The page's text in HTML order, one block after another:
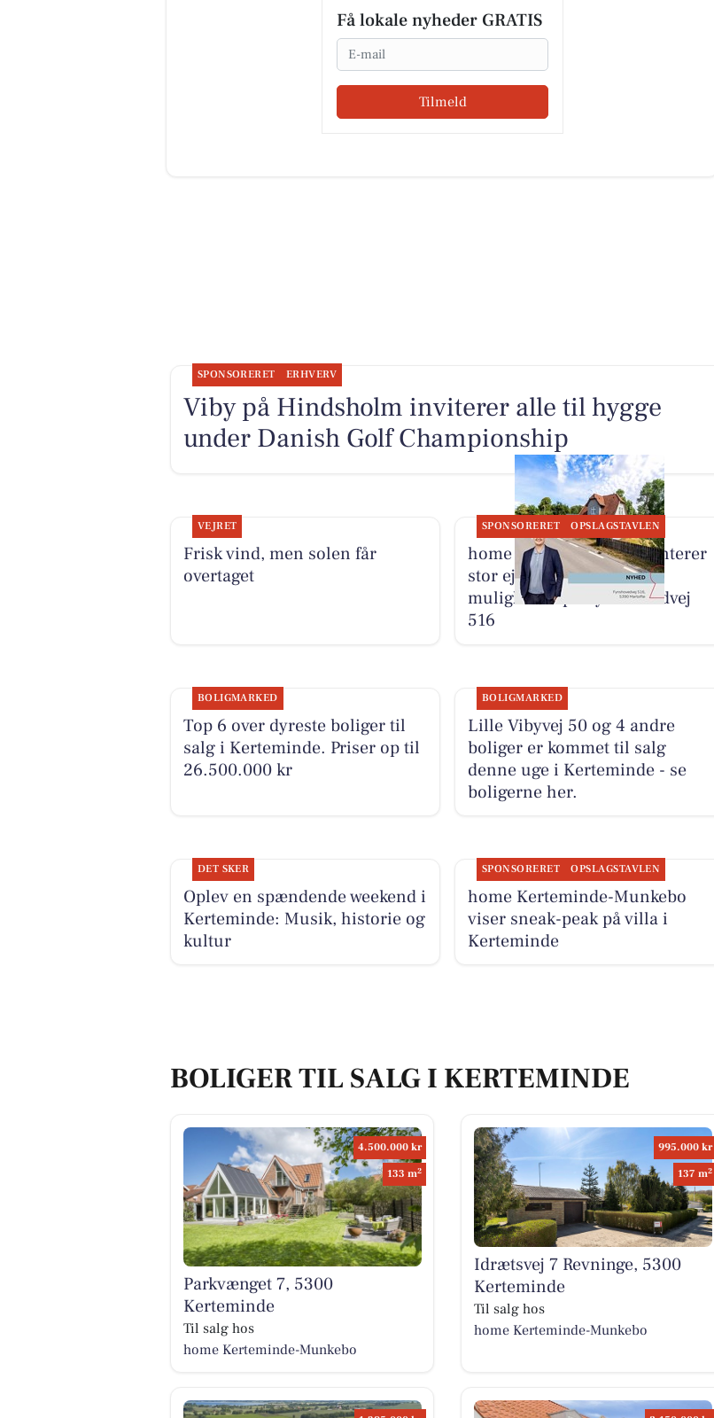
Få lokale nyheder GRATIS
Email
Tilmeld
SPONSORERET ERHVERV
Viby på Hindsholm inviterer alle til hygge
under Danish Golf Championship
VEJRET
Frisk vind, men solen får
overtaget
SPONSORERET OPSLAGSTAVLEN
home Kerteminde præsenterer
stor ejendom med mange
muligheder på Fynshovedvej
516
BOLIGMARKED
Top 6 over dyreste boliger til
salg i Kerteminde. Priser op til
26.500.000 kr
BOLIGMARKED
Lille Vibyvej 50 og 4 andre
boliger er kommet til salg
denne uge i Kerteminde - se
boligerne her.
DET SKER
Oplev en spændende weekend i
Kerteminde: Musik, historie og
kultur
SPONSORERET OPSLAGSTAVLEN
home Kerteminde-Munkebo
viser sneak-peak på villa i
Kerteminde
BOLIGER TIL SALG I KERTEMINDE
4.500.000 kr
133 m2
Parkvænget 7, 5300
Kerteminde
Til salg hos
home Kerteminde-Munkebo
995.000 kr
137 m2
Idrætsvej 7 Revninge, 5300
Kerteminde
Til salg hos
home Kerteminde-Munkebo